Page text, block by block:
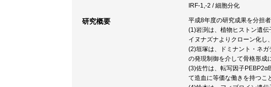
IRF-1,-2 / 細胞分化
研究概要
平成8年度の研究成果を分担
(1)岩渕は、植物ヒストン遺
イヌナズナよりクローン化し
(2)垣塚は、ドミナント・ネ
の発現制御を介して骨格形成
(3)佐竹は、転写因子
て造血に等価な働きを持つこ